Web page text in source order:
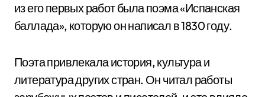
из его первых работ была поэма «Испанская
баллада», которую он написал в 1830 году.
Поэта привлекала история, культура и
литература других стран. Он читал работы